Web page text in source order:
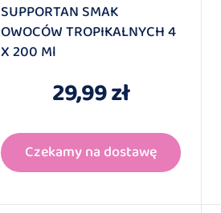
SUPPORTAN SMAK
OWOCÓW TROPIKALNYCH 4
X 200 Ml
29,99 zł
Czekamy na dostawę